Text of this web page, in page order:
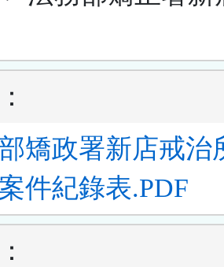
矯政署新店戒治
件紀錄表.PDF